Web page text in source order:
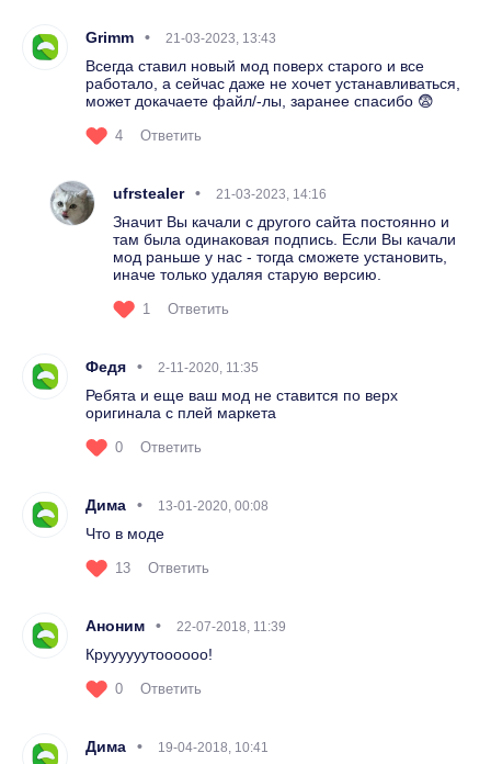
Grimm 21-03-2023, 13:43
Всегда ставил новый мод поверх старого и все
работало, а сейчас даже не хочет устанавливаться,
может докачаете файл/-лы, заранее спасибо 😨
4 Ответить
ufrstealer 21-03-2023, 14:16
Значит Вы качали с другого сайта постоянно и
там была одинаковая подпись. Если Вы качали
мод раньше у нас - тогда сможете установить,
иначе только удаляя старую версию.
1 Ответить
Федя 2-11-2020, 11:35
Ребята и еще ваш мод не ставится по верх
оригинала с плей маркета
0 Ответить
Дима 13-01-2020, 00:08
Что в моде
13 Ответить
Аноним 22-07-2018, 11:39
Круууууутоооооо!
0 Ответить
Дима 19-04-2018, 10:41